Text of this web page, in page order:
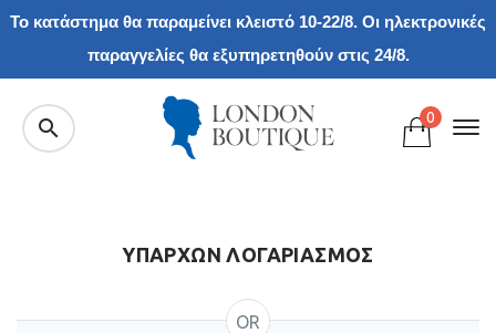
Το κατάστημα θα παραμείνει κλειστό 10-22/8. Οι ηλεκτρονικές
παραγγελίες θα εξυπηρετηθούν στις 24/8.
0
ΥΠΑΡΧΩΝ ΛΟΓΑΡΙΑΣΜΟΣ
OR